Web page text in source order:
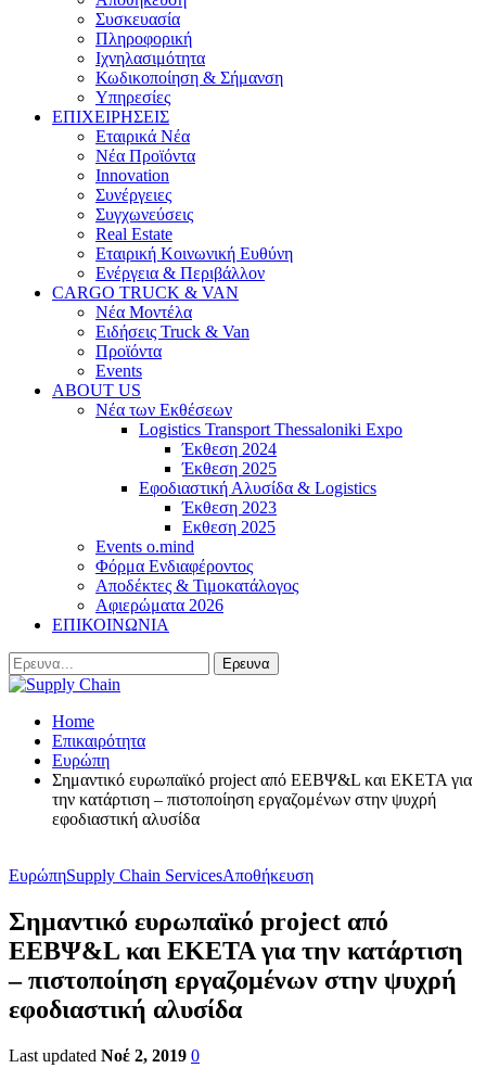
Συσκευασία
Πληροφορική
Ιχνηλασιμότητα
Κωδικοποίηση & Σήμανση
Υπηρεσίες
ΕΠΙΧΕΙΡΗΣΕΙΣ
Εταιρικά Νέα
Νέα Προϊόντα
Innovation
Συνέργειες
Συγχωνεύσεις
Real Estate
Εταιρική Κοινωνική Ευθύνη
Ενέργεια & Περιβάλλον
CARGO TRUCK & VAN
Νέα Μοντέλα
Ειδήσεις Truck & Van
Προϊόντα
Events
ABOUT US
Νέα των Εκθέσεων
Logistics Transport Thessaloniki Expo
Έκθεση 2024
Έκθεση 2025
Εφοδιαστική Αλυσίδα & Logistics
Έκθεση 2023
Εκθεση 2025
Events o.mind
Φόρμα Ενδιαφέροντος
Αποδέκτες & Τιμοκατάλογος
Αφιερώματα 2026
ΕΠΙΚΟΙΝΩΝΙΑ
Home
Επικαιρότητα
Ευρώπη
Σημαντικό ευρωπαϊκό project από ΕΕΒΨ&L και EKETA για
την κατάρτιση – πιστοποίηση εργαζομένων στην ψυχρή
εφοδιαστική αλυσίδα
ΕυρώπηSupply Chain ServicesΑποθήκευση
Σημαντικό ευρωπαϊκό project από
ΕΕΒΨ&L και EKETA για την κατάρτιση
– πιστοποίηση εργαζομένων στην ψυχρή
εφοδιαστική αλυσίδα
Last updated Νοέ 2, 2019 0